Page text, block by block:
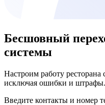
Бесшовный
системы
Настроим работу ресторана
исключая ошибки и штрафы.
Введите контакты и номер